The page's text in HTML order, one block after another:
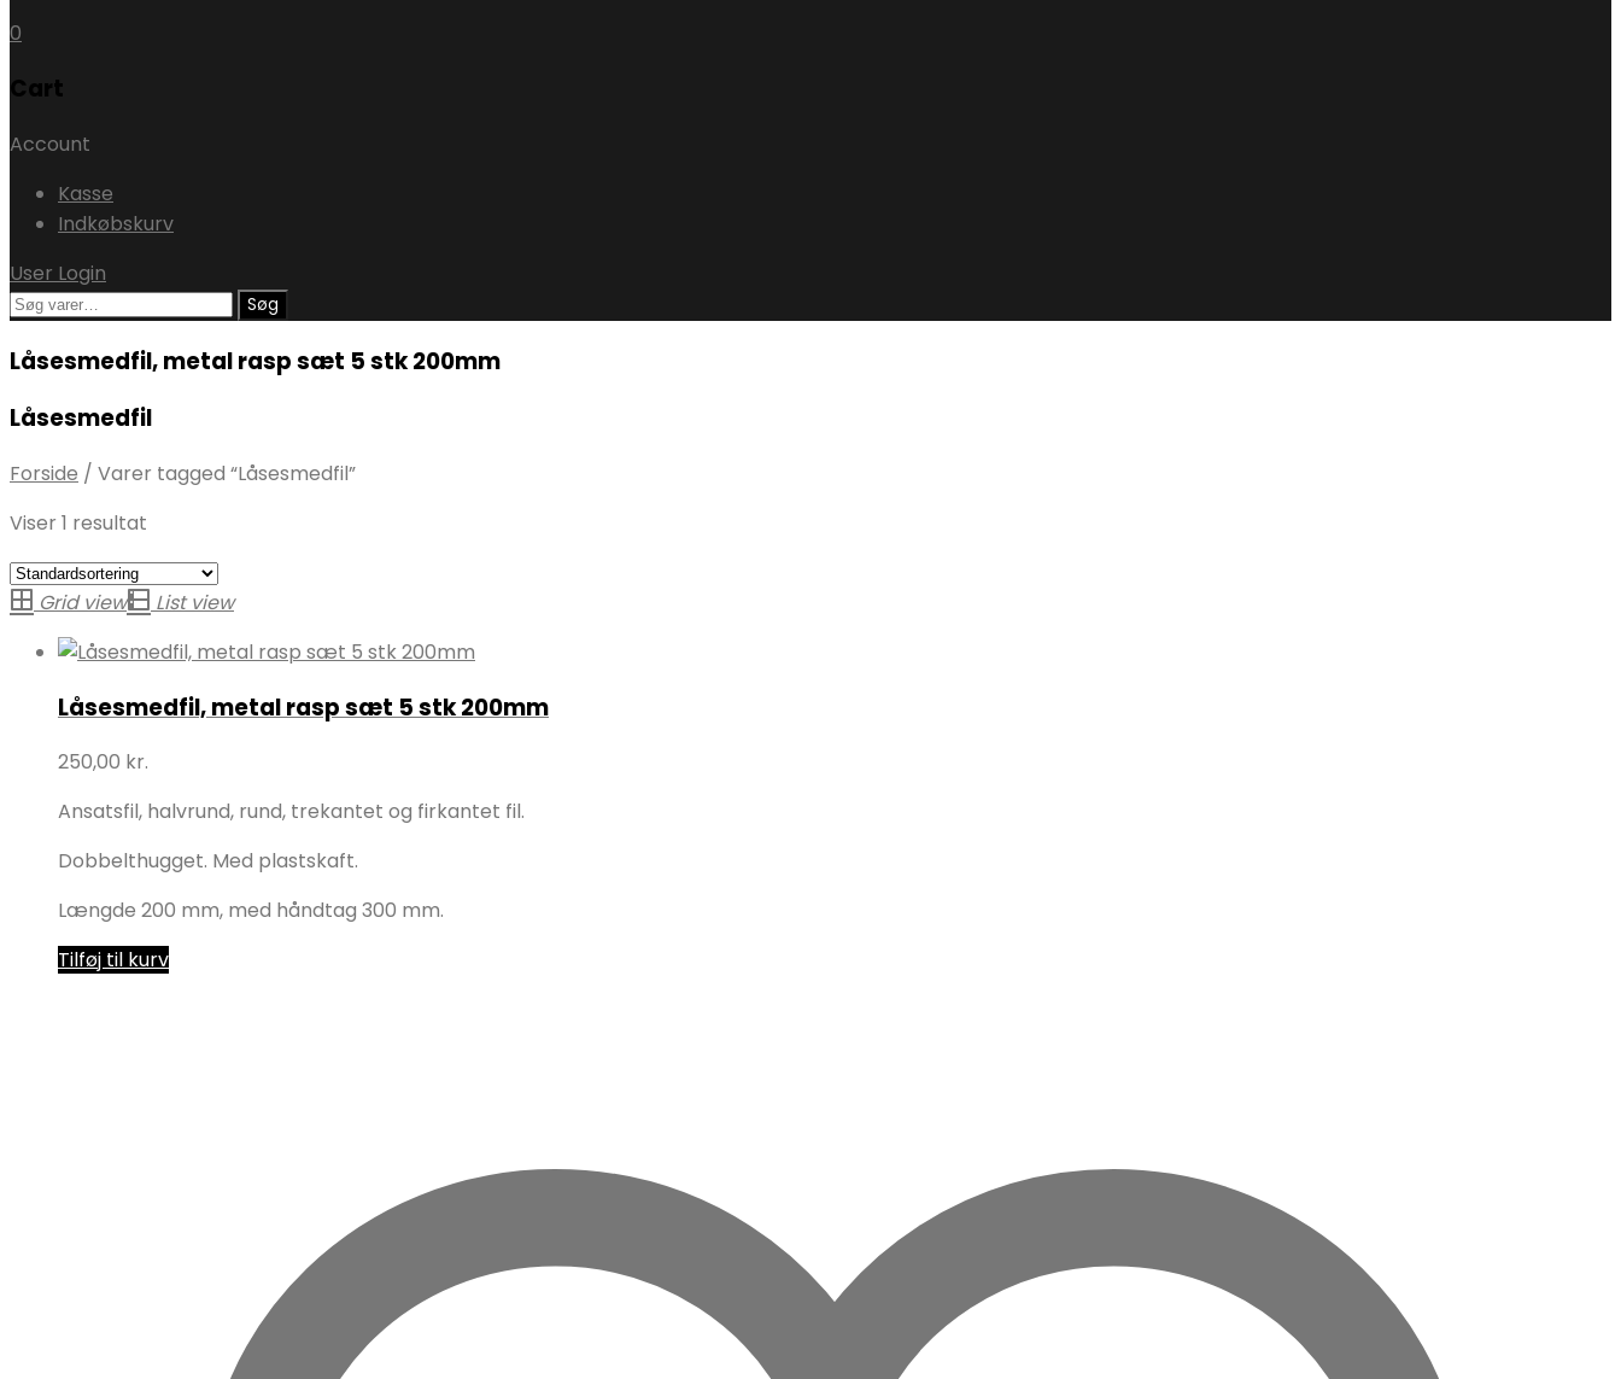
0
Cart
Account
Kasse
Indkøbskurv
User Login
Søg
Søg
Låsesmedfil, metal rasp sæt 5 stk 200mm
Låsesmedfil
Forside / Varer tagged “Låsesmedfil”
Viser 1 resultat
Grid view List view
Låsesmedfil, metal rasp sæt 5 stk 200mm
250,00 kr.
Ansatsfil, halvrund, rund, trekantet og firkantet fil.
Dobbelthugget. Med plastskaft.
Længde 200 mm, med håndtag 300 mm.
Tilføj til kurv